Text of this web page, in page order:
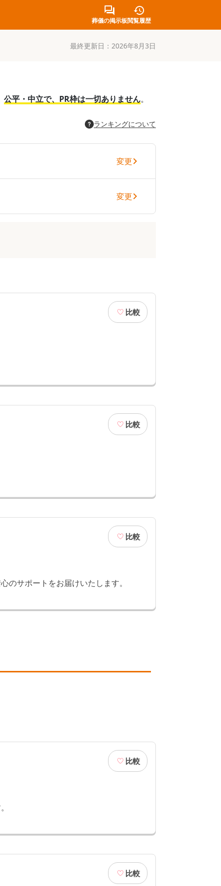
葬儀の掲示板閲覧履歴
最終更新日： 2026年8月3日
公平・中立で、PR枠は一切ありません。
ランキングについて
変更
変更
比較
比較
比較
のサポートをお届けいたします。
比較
比較